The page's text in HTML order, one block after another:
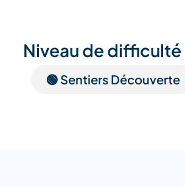
Niveau de difficulté
🟢 Sentiers Découverte